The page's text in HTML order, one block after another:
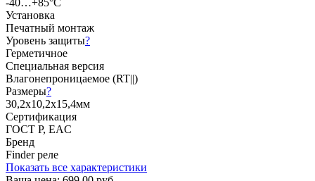
Установка
Печатный монтаж
Уровень защиты?
Герметичное
Специальная версия
Влагонепроницаемое (RT||)
Размеры?
30,2х10,2х15,4мм
Сертификация
ГОСТ Р, EAC
Бренд
Finder реле
Показать все характеристики